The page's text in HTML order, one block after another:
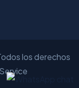
los derechos